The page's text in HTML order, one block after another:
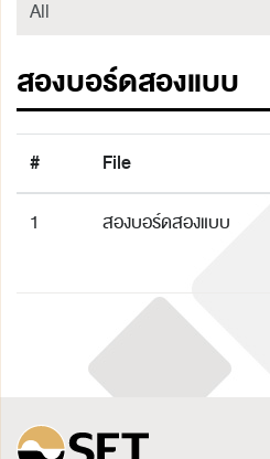
สองบอร์ดสองแบบ
# File
1 สองบอร์ดสองแบบ